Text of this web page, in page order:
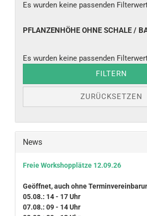
Es wurden keine passenden
PFLANZENHÖHE
/
PFLANZENHÖHE OHNE SCHALE /
Es wurden keine passenden
FILTERN
ZURÜCKSETZEN
News
Freie Workshopplätze 12.09.26
Geöffnet, auch ohne
05.08.: 14 - 17 Uhr
07.08.: 09 - 14 Uhr